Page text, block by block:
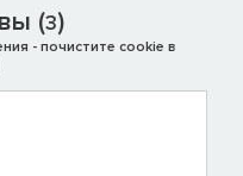
(3)
- почистите cookie в